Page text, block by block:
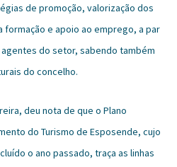
de promoção, valorização dos
e apoio ao emprego, a par
do setor, sabendo também
do concelho.
deu nota de que o Plano
do Turismo de Esposende, cujo
o ano passado, traça as linhas